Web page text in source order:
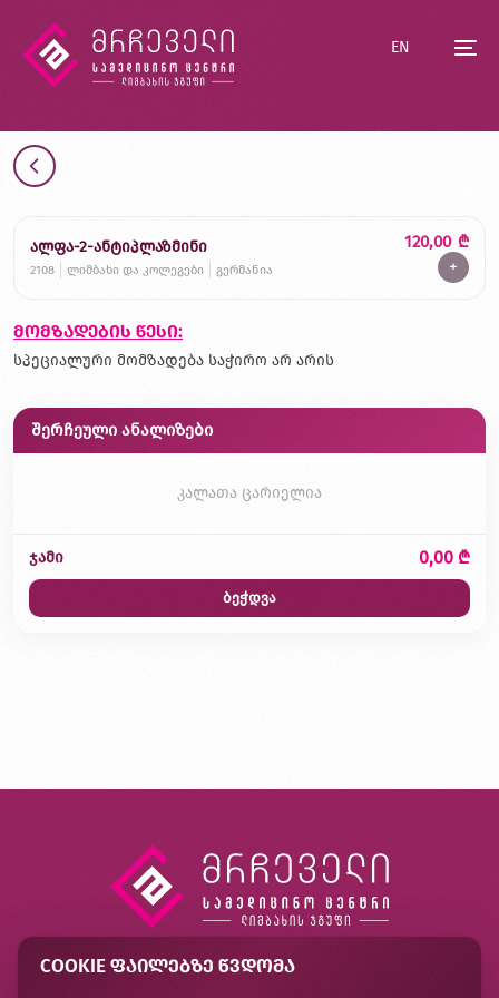
EN
ალფა-2-ანტიპლაზმინი
2108 ლიმბახი და კოლეგები გერმანია
120,00 ₾
+
მომზადების წესი:
სპეციალური მომზადება საჭირო არ არის
შერჩეული ანალიზები
კალათა ცარიელია
ჯამი 0,00 ₾
ბეჭდვა
COOKIE ᲤᲐᲘᲚᲔᲑᲖᲔ ᲬᲕᲓᲝᲛᲐ